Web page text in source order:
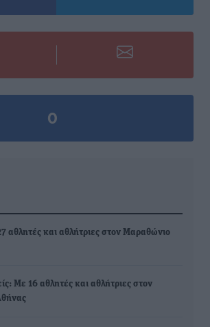
0
αθλητές και αθλήτριες στον Μαραθώνιο
Με 16 αθλητές και αθλήτριες στον